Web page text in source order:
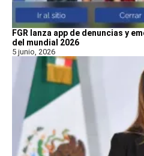
FGR lanza app de denuncias y
del mundial 2026
5 junio, 2026